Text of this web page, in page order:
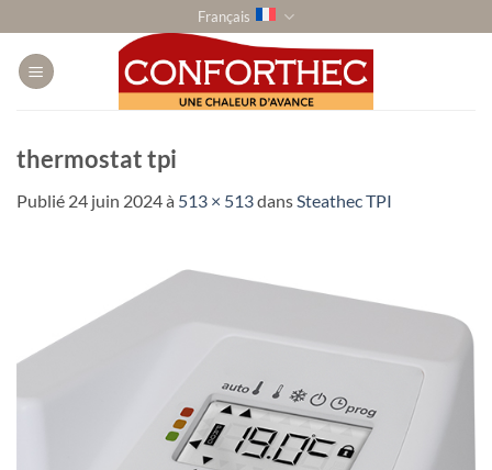
au
contenu
Français
thermostat tpi
Publié 24 juin 2024à 513 × 513dansSteathec TPI